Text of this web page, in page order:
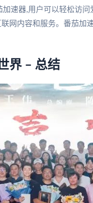
速器,用户可以轻松访
网内容和服务。番茄加
界 – 总结